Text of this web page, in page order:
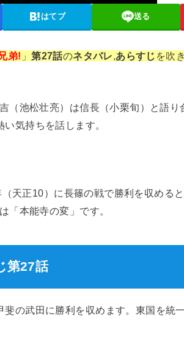
はてブ 送る
弟! 」第27話のネタバレ,あらすじ を吹
（池松壮亮）は信長（小栗旬）と語り
気持ちを話します。
天正10）に長篠の戦で勝利を収める
「本能寺の変」です。
第27話
の武田に勝利を収めます。東国を統